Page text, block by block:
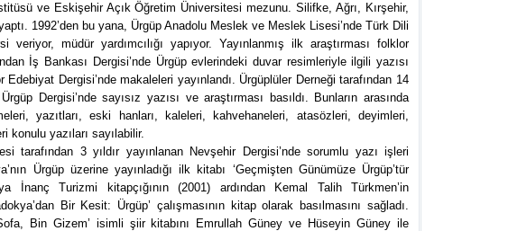
ve Eskişehir Açık Öğretim Üniversitesi mezunu. Silifke, Ağrı, Kırşehir,
1992’den bu yana, Ürgüp Anadolu Meslek ve Meslek Lisesi’nde Türk Dili
veriyor, müdür yardımcılığı yapıyor. Yayınlanmış ilk araştırması folklor
İş Bankası Dergisi’nde Ürgüp evlerindeki duvar resimleriyle ilgili yazısı
Edebiyat Dergisi’nde makaleleri yayınlandı. Ürgüplüler Derneği tarafından 14
Dergisi’nde sayısız yazısı ve araştırması basıldı. Bunların arasında
yazıtları, eski hanları, kaleleri, kahvehaneleri, atasözleri, deyimleri,
konulu yazıları sayılabilir.
tarafından 3 yıldır yayınlanan Nevşehir Dergisi’nde sorumlu yazı işleri
Ürgüp üzerine yayınladığı ilk kitabı ‘Geçmişten Günümüze Ürgüp’tür
İnanç Turizmi kitapçığının (2001) ardından Kemal Talih Türkmen’in
Bir Kesit: Ürgüp’ çalışmasının kitap olarak basılmasını sağladı.
Bin Gizem’ isimli şiir kitabını Emrullah Güney ve Hüseyin Güney ile